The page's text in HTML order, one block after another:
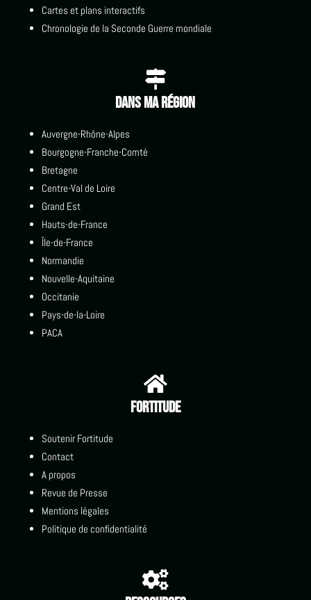
Cartes et plans interactifs
Chronologie de la Seconde Guerre mondiale

Dans ma région
Auvergne-Rhône-Alpes
Bourgogne-Franche-Comté
Bretagne
Centre-Val de Loire
Grand Est
Hauts-de-France
Île-de-France
Normandie
Nouvelle-Aquitaine
Occitanie
Pays-de-la-Loire
PACA

Fortitude
Soutenir Fortitude
Contact
A propos
Revue de Presse
Mentions légales
Politique de confidentialité
